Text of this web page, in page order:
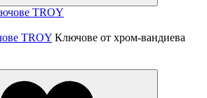
TROY Ключове от хром-вандиева